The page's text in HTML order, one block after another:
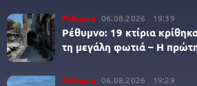
Ρέθυμνο 06.08.2026 19:39
Ρέθυμνο: 19 κτίρια
τη μεγάλη φωτιά – Η
Ρέθυμνο 06.08.2026 19:29